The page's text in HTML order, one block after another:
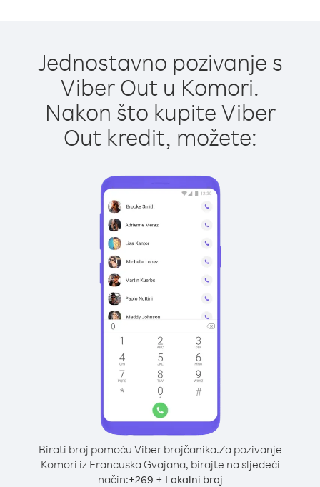
Jednostavno pozivanje s
Viber Out u Komori.
Nakon što kupite Viber
Out kredit, možete:
Birati broj pomoću Viber brojčanika.Za pozivanje
Komori iz Francuska Gvajana, birajte na sljedeći
način:+269 + Lokalni broj